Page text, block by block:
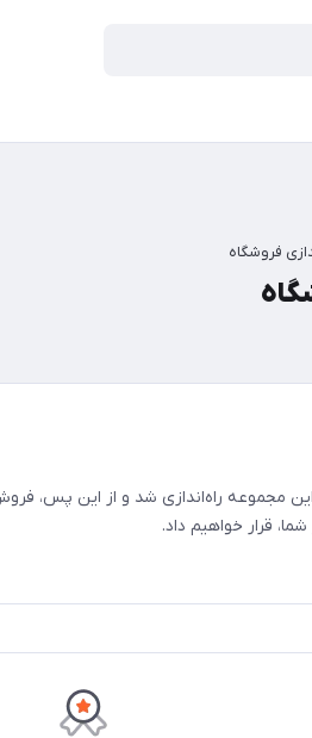
فروشگاه
این مجموعه راه‌اندازی شد و از این پس،
قرار خواهیم داد.